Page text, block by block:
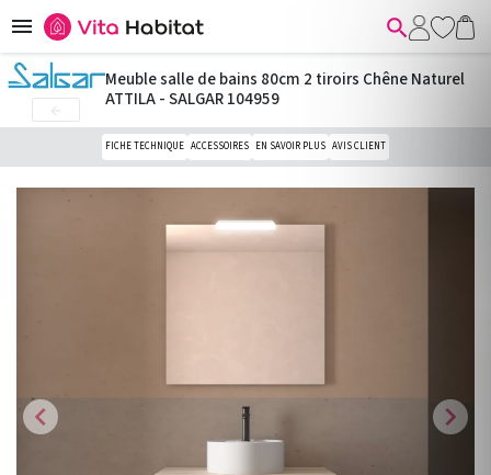
 
chevron_left chevron_right
Meuble salle de bains 80cm 2 tiroirs Chêne Naturel
ATTILA - SALGAR 104959
FICHE TECHNIQUE ACCESSOIRES EN SAVOIR PLUS AVIS CLIENT